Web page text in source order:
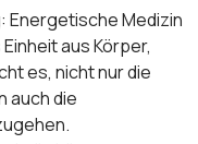
: Energetische Medizin
aus Körper,
es, nicht nur die
auch die